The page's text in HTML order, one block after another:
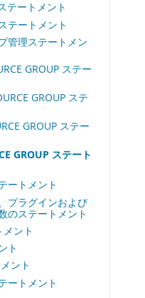
テートメント
テートメント
管理ステートメン
GROUP ステー
GROUP ステ
GROUP ステー
GROUP ステート
ートメント
プラグインおよび
のステートメント
ント
ト
ント
ートメント